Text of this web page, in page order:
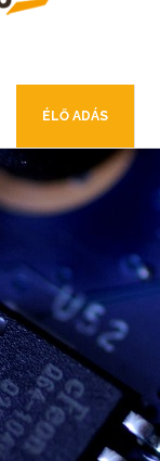
ÉLŐ ADÁS